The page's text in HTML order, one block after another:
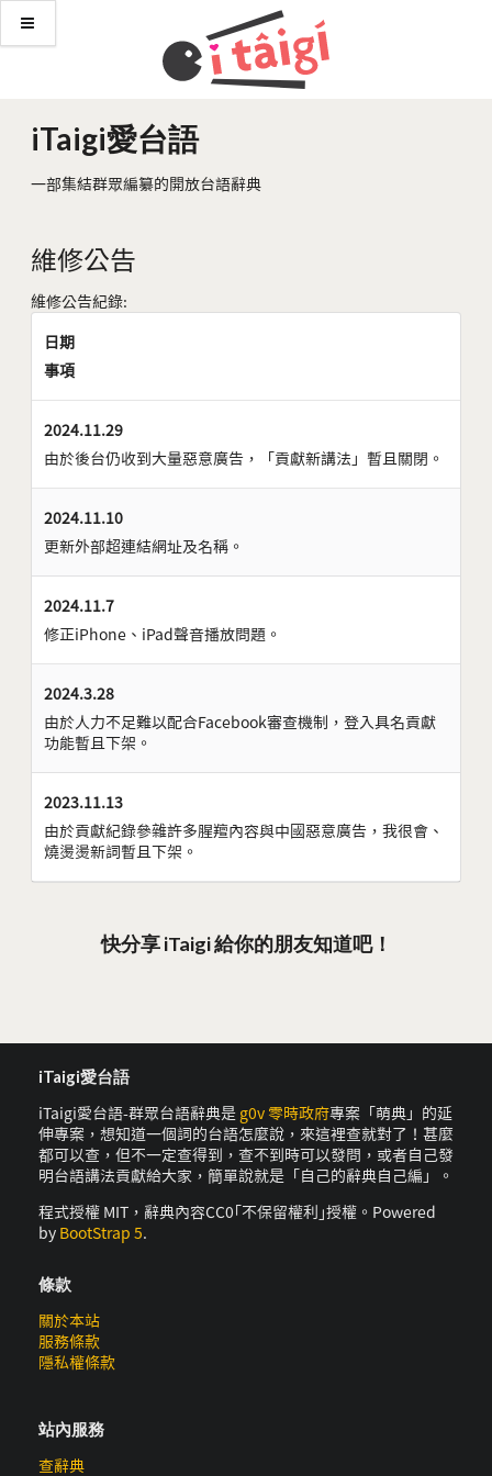
iTaigi愛台語
一部集結群眾編纂的開放台語辭典
維修公告
維修公告紀錄:
日期
事項
2024.11.29
由於後台仍收到大量惡意廣告，「貢獻新講法」暫且關閉。
2024.11.10
更新外部超連結網址及名稱。
2024.11.7
修正iPhone、iPad聲音播放問題。
2024.3.28
由於人力不足難以配合Facebook審查機制，登入具名貢獻
功能暫且下架。
2023.11.13
由於貢獻紀錄參雜許多腥羶內容與中國惡意廣告，我很會、
燒燙燙新詞暫且下架。
快分享 iTaigi 給你的朋友知道吧！
iTaigi愛台語
iTaigi愛台語-群眾台語辭典是 g0v 零時政府專案「萌典」的延
伸專案，想知道一個詞的台語怎麼說，來這裡查就對了！甚麼
都可以查，但不一定查得到，查不到時可以發問，或者自己發
明台語講法貢獻給大家，簡單說就是「自己的辭典自己編」。
程式授權 MIT，辭典內容CC0｢不保留權利｣授權。Powered
by BootStrap 5.
條款
關於本站
服務條款
隱私權條款
站內服務
查辭典